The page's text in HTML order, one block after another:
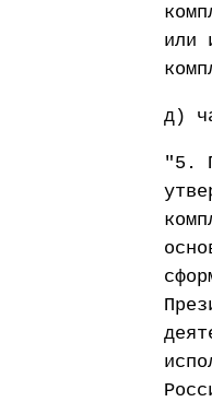
или
д)
"5.